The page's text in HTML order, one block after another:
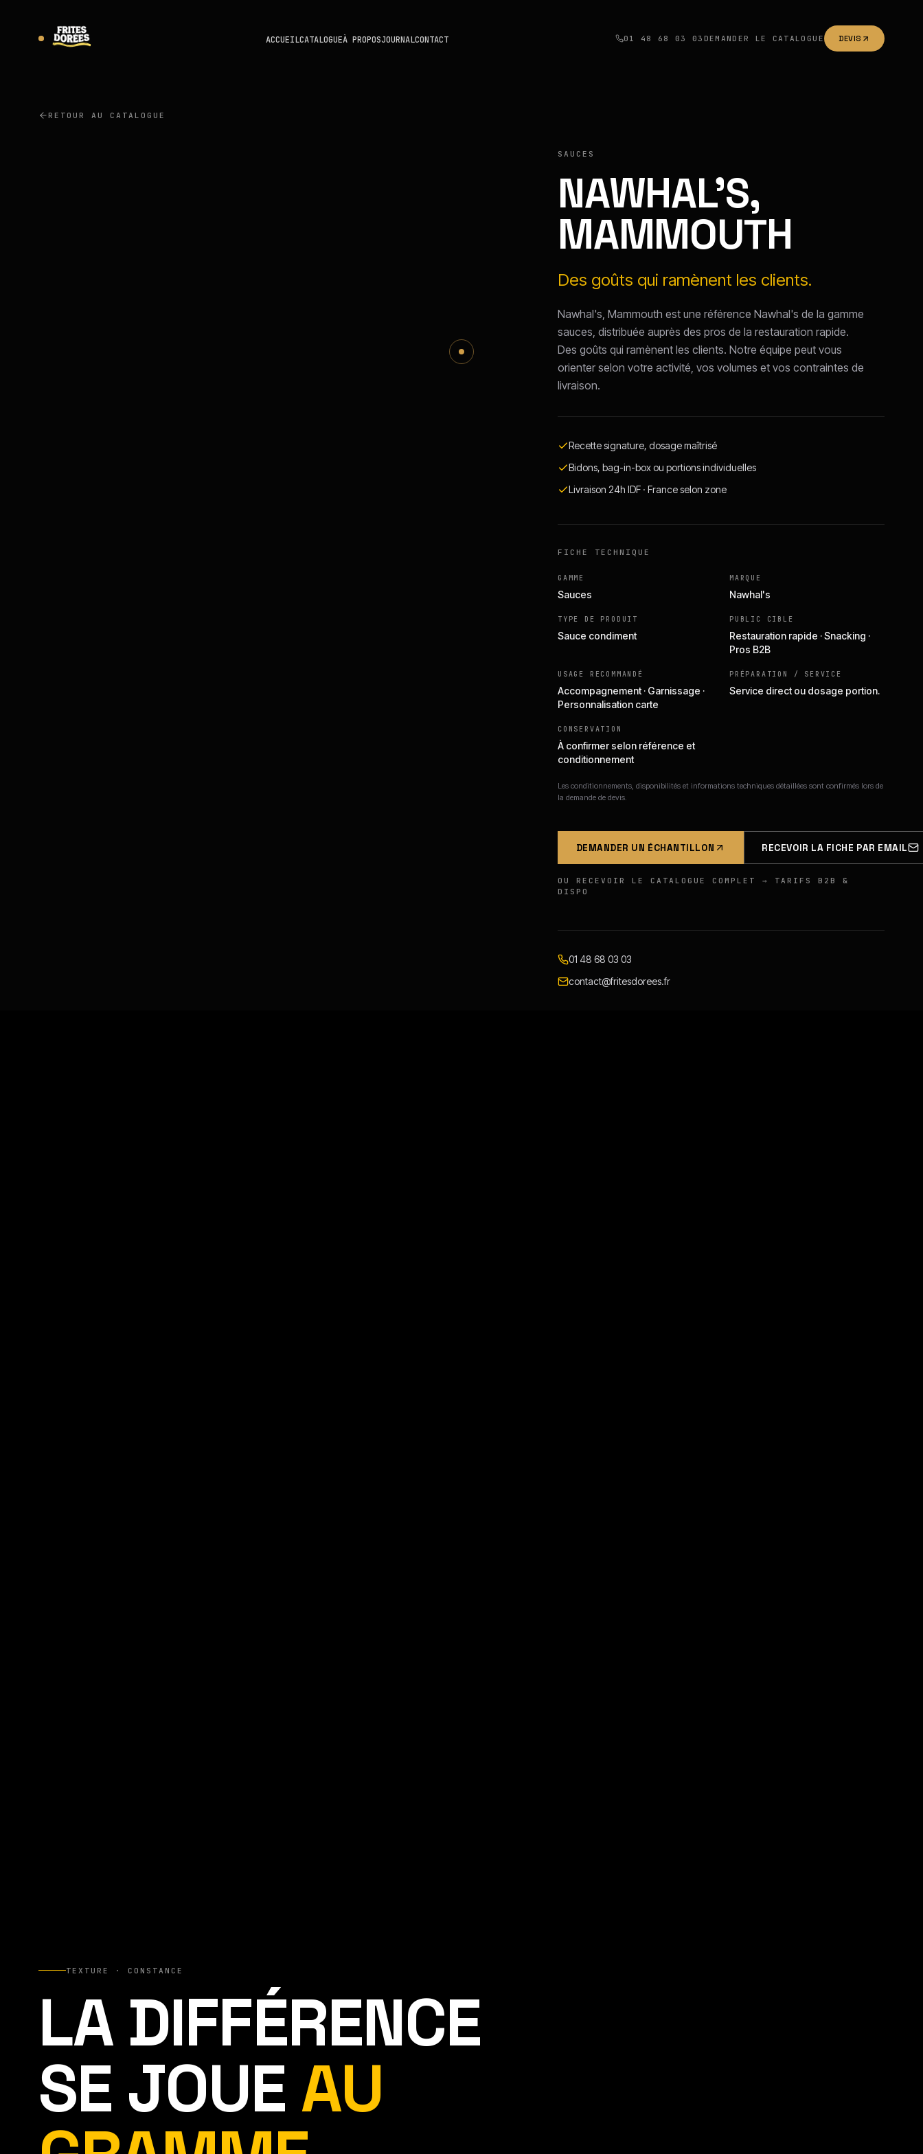
ACCUEILCATALOGUEÀ PROPOSJOURNALCONTACT 01 48 68 03 03 DEMANDER LE CATALOGUE DEVIS
RETOUR AU CATALOGUE
SAUCES
NAWHAL'S,
MAMMOUTH
Des goûts qui ramènent les clients.
Nawhal's, Mammouth est une référence Nawhal's de la gamme
sauces, distribuée auprès des pros de la restauration rapide.
Des goûts qui ramènent les clients. Notre équipe peut vous
orienter selon votre activité, vos volumes et vos contraintes de
livraison.
Recette signature, dosage maîtrisé
Bidons, bag-in-box ou portions individuelles
Livraison 24h IDF · France selon zone
FICHE TECHNIQUE
GAMME
Sauces
MARQUE
Nawhal's
TYPE DE PRODUIT
Sauce condiment
PUBLIC CIBLE
Restauration rapide · Snacking ·
Pros B2B
USAGE RECOMMANDÉ
Accompagnement · Garnissage ·
Personnalisation carte
PRÉPARATION / SERVICE
Service direct ou dosage portion.
CONSERVATION
À confirmer selon référence et
conditionnement
Les conditionnements, disponibilités et informations techniques détaillées sont confirmés lors de
la demande de devis.
DEMANDER UN ÉCHANTILLON RECEVOIR LA FICHE PAR EMAIL
OU RECEVOIR LE CATALOGUE COMPLET → TARIFS B2B &
DISPO
01 48 68 03 03
contact@fritesdorees.fr
TEXTURE · CONSTANCE
LA DIFFÉRENCE
SE JOUEAU